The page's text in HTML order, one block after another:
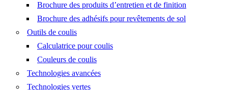
Brochure des produits d’entretien et de finition
Brochure des adhésifs pour revêtements de sol
Outils de coulis
Calculatrice pour coulis
Couleurs de coulis
Technologies avancées
Technologies vertes